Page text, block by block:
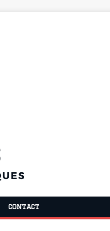
CONTACT